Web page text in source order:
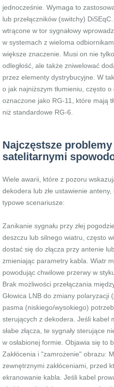
jednocześnie. Wymaga to
lub przełączników (switchy)
wtrącone w tor sygnałowy
w systemach z wieloma
większe znaczenie. Musi on nie
odległość, ale także zniwelować
przez elementy dystrybucyjne. W
o jak najniższym tłumieniu, często
oznaczone jako RG-11, które mają
niż standardowe RG-6.
Najczęstsze
satelitarnymi
Wiele awarii, które z pozoru
dekodera lub złe ustawienie
typowe scenariusze:
Zanikanie sygnału przy złej
deszczu lub silnego wiatru, często
dostać się do złącza przy antenie
zmieniając parametry kabla. Wiatr
powodując chwilowe przerwy w
Brak możliwości przełączania
Głowica LNB do zmiany polaryzacji
pasma (niskiego/wysokiego)
sterujących z dekodera. Jeśli kabel
słabe złącza, te sygnały sterujące
w osłabionej formie. Objawia się to
Zakłócenia i "zamrożenie" obrazu:
zewnętrznymi zakłóceniami, przed
ekranowanie kabla. Jeśli kabel